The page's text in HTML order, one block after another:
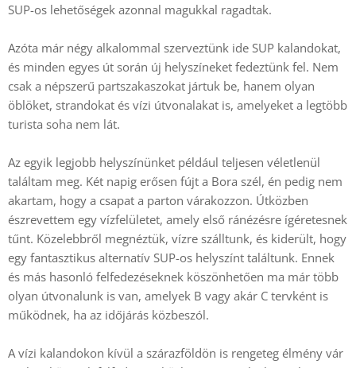
SUP-os lehetőségek azonnal magukkal ragadtak.
Azóta már négy alkalommal szerveztünk ide SUP kalandokat,
és minden egyes út során új helyszíneket fedeztünk fel. Nem
csak a népszerű partszakaszokat jártuk be, hanem olyan
öblöket, strandokat és vízi útvonalakat is, amelyeket a legtöbb
turista soha nem lát.
Az egyik legjobb helyszínünket például teljesen véletlenül
találtam meg. Két napig erősen fújt a Bora szél, én pedig nem
akartam, hogy a csapat a parton várakozzon. Útközben
észrevettem egy vízfelületet, amely első ránézésre ígéretesnek
tűnt. Közelebbről megnéztük, vízre szálltunk, és kiderült, hogy
egy fantasztikus alternatív SUP-os helyszínt találtunk. Ennek
és más hasonló felfedezéseknek köszönhetően ma már több
olyan útvonalunk is van, amelyek B vagy akár C tervként is
működnek, ha az időjárás közbeszól.
A vízi kalandokon kívül a szárazföldön is rengeteg élmény vár